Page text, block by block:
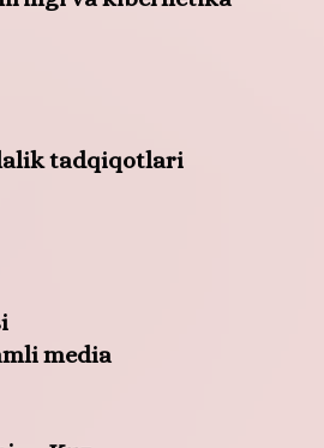
tadqiqotlari
media